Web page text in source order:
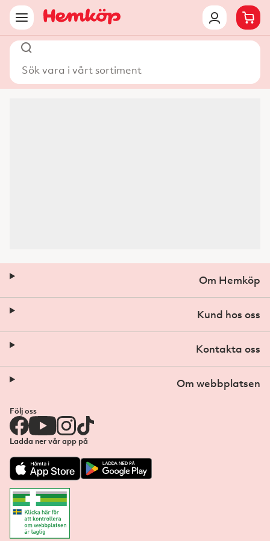
Om Hemköp
Kund hos oss
Kontakta oss
Om webbplatsen
Följ oss
Ladda ner vår app på